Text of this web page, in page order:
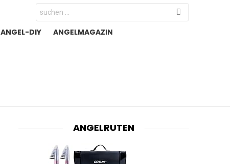
Search
for:
ANGEL-DIY
ANGELMAGAZIN
ANGELRUTEN